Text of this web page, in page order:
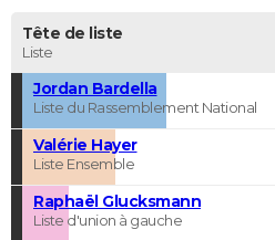
Tête de liste
Liste
Jordan Bardella
Liste du Rassemblement National
Valérie Hayer
Liste Ensemble
Raphaël Glucksmann
Liste d'union à gauche